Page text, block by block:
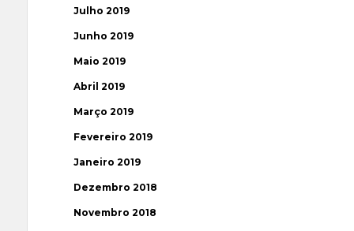
Julho 2019
Junho 2019
Maio 2019
Abril 2019
Março 2019
Fevereiro 2019
Janeiro 2019
Dezembro 2018
Novembro 2018